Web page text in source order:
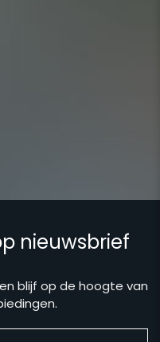
nieuwsbrief
blijf op de hoogte van